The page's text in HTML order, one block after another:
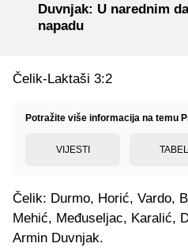
Duvnjak: U narednim
napadu
Čelik-Laktaši 3:2
Potražite više informacija na temu
VIJESTI
Čelik: Durmo, Horić, Vardo,
Mehić, Međuseljac, Karalić,
Armin Duvnjak.